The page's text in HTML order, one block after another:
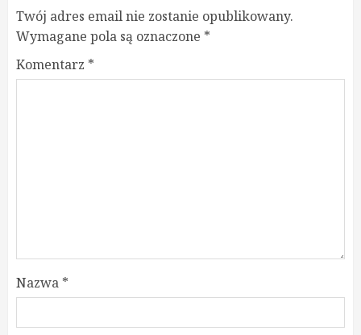
Twój adres email nie zostanie opublikowany.
Wymagane pola są oznaczone *
Komentarz *
Nazwa *